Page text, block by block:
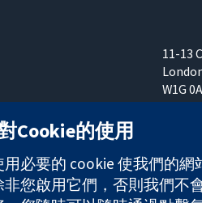
11-13
W1G
Cookie的使用
用必要的 cookie 使我們的
非您啟用它們，否則我們不